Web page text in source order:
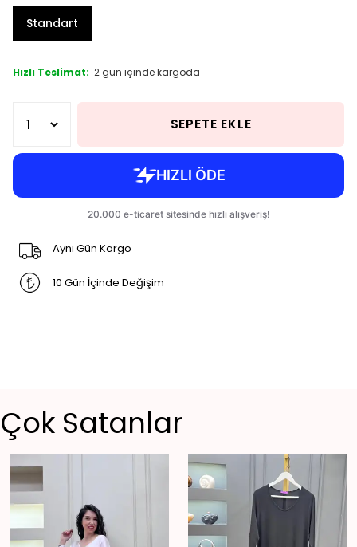
Standart
Hızlı Teslimat: 2 gün içinde kargoda
SEPETE EKLE
Aynı Gün Kargo
10 Gün İçinde Değişim
Çok Satanlar